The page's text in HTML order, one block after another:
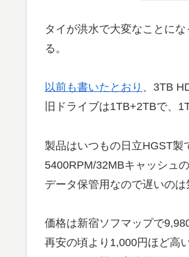
タイが洪水で大変なことに
る。
以前も書いたとおり 、3TB
旧ドライブは1TB+2TBで、
製品はいつもの日立HGST製
5400RPM/32MBキャッシュ
データ保管用なので遅いのは
価格は新宿ソフマップで
再安の頃より1,000円ほど高